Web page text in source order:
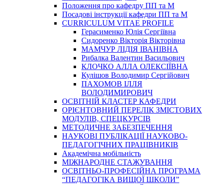
Положення про кафедру ПП та М
Посадові інструкції кафедри ПП та М
CURRICULUM VITAE PROFILE
Герасименко Юлія Сергіївна
Сидоренко Вікторія Вікторівна
МАМЧУР ЛІДІЯ ІВАНІВНА
Рибалка Валентин Васильович
КЛОЧКО АЛЛА ОЛЕКСІЇВНА
Кулішов Володимир Сергійович
ПАХОМОВ ІЛЛЯ
ВОЛОДИМИРОВИЧ
ОСВІТНІЙ КЛАСТЕР КАФЕДРИ
ОРІЄНТОВНИЙ ПЕРЕЛІК ЗМІСТОВИХ
МОДУЛІВ, СПЕЦКУРСІВ
МЕТОДИЧНЕ ЗАБЕЗПЕЧЕННЯ
НАУКОВІ ПУБЛІКАЦІЇ НАУКОВО-
ПЕДАГОГІЧНИХ ПРАЦІВНИКІВ
Академічна мобільність
МІЖНАРОДНЕ СТАЖУВАННЯ
ОСВІТНЬО-ПРОФЕСІЙНА ПРОГРАМА
“ПЕДАГОГІКА ВИЩОЇ ШКОЛИ”